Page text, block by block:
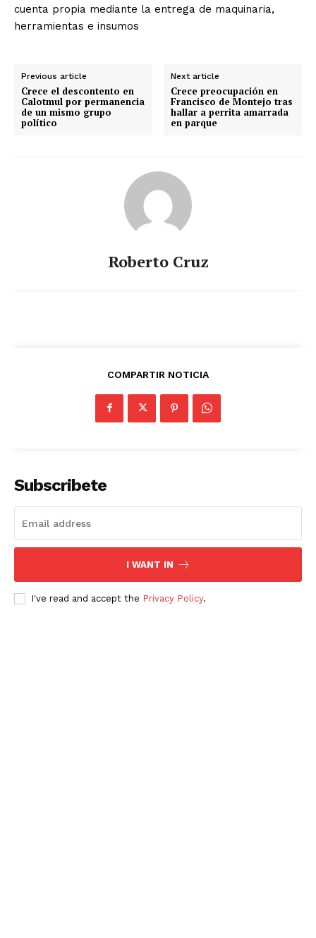
cuenta propia mediante la entrega de maquinaria,
herramientas e insumos
Previous article
Crece el descontento en
Calotmul por permanencia
de un mismo grupo
político
Next article
Crece preocupación en
Francisco de Montejo tras
hallar a perrita amarrada
en parque
Roberto Cruz
COMPARTIR NOTICIA
Subscribete
I WANT IN
I've read and accept the Privacy Policy.